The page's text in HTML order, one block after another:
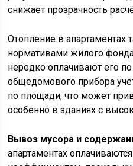
снижает прозрачность
Отопление в апартаментах
нормативами жилого
нередко оплачивают его
общедомового прибора
по площади, что может
особенно в зданиях с
Вывоз мусора и
апартаментах